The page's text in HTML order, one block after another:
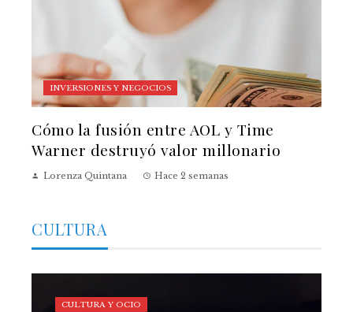
INVERSIONES Y NEGOCIOS
Cómo la fusión entre AOL y Time
Warner destruyó valor millonario
Lorenza Quintana Hace 2 semanas
CULTURA
CULTURA Y OCIO